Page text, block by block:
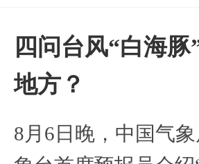
四问台风“白海
地方？
8月6日晚，中国气